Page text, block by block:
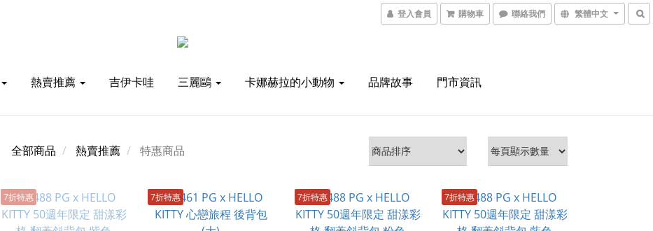
登入會員 購物車 聯絡我們 繁體中文
熱賣推薦 吉伊卡哇 三麗鷗 卡娜赫拉的小動物 品牌故事 門市資訊
全部商品 熱賣推薦 特惠商品
7折特惠 7折特惠 7折特惠 7折特惠